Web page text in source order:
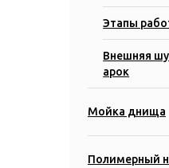
Этапы
Внешняя
арок
Мойка днища
Полимерный